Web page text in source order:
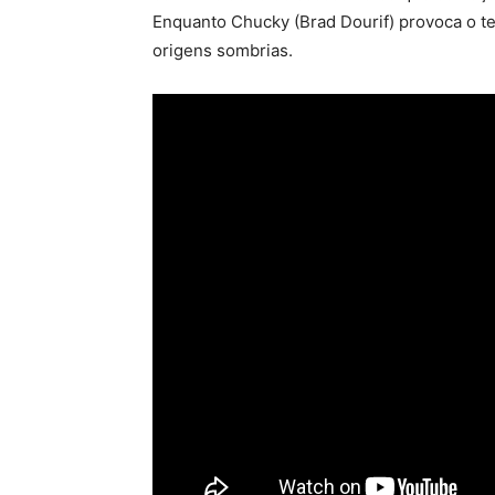
Enquanto Chucky (Brad Dourif) provoca o
origens sombrias.